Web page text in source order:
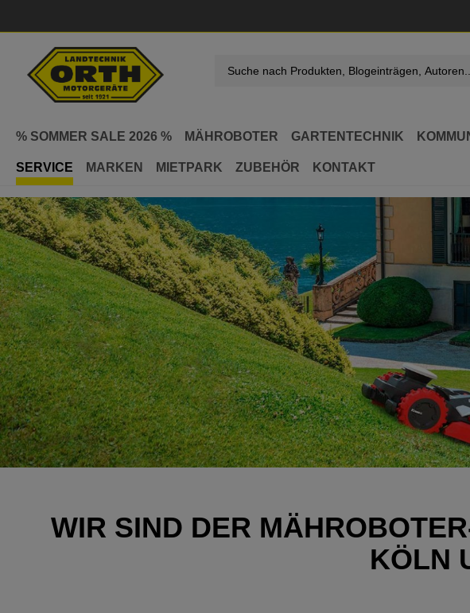
% SOMMER SALE 2026 % MÄHROBOTER GARTENTECHNIK
SERVICE MARKEN MIETPARK ZUBEHÖR KONTAKT
Service Werkstatt Services Mähroboter Beratung +
WIR SIND DER
KÖLN